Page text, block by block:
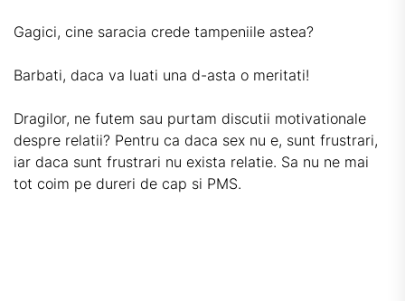
Gagici, cine saracia crede tampeniile astea?
Barbati, daca va luati una d-asta o meritati!
Dragilor, ne futem sau purtam discutii motivationale
despre relatii? Pentru ca daca sex nu e, sunt frustrari,
iar daca sunt frustrari nu exista relatie. Sa nu ne mai
tot coim pe dureri de cap si PMS.